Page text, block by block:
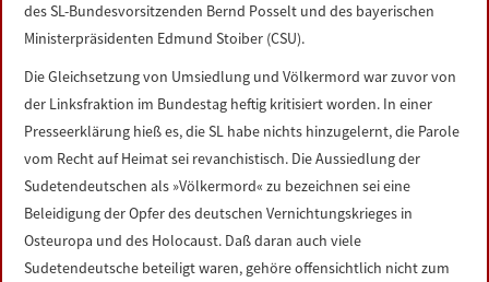
des SL-Bundesvorsitzenden Bernd Posselt und des bayerischen
Ministerpräsidenten Edmund Stoiber (CSU).
Die Gleichsetzung von Umsiedlung und Völkermord war zuvor von
der Linksfraktion im Bundestag heftig kritisiert worden. In einer
Presseerklärung hieß es, die SL habe nichts hinzugelernt, die Parole
vom Recht auf Heimat sei revanchistisch. Die Aussiedlung der
Sudetendeutschen als »Völkermord« zu bezeichnen sei eine
Beleidigung der Opfer des deutschen Vernichtungskrieges in
Osteuropa und des Holocaust. Daß daran auch viele
Sudetendeutsche beteiligt waren, gehöre offensichtlich nicht zum